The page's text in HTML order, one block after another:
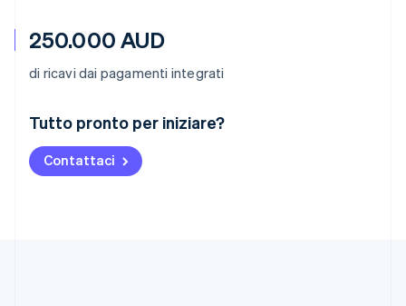
250.000 AUD
di ricavi dai pagamenti integrati
Tutto pronto per iniziare?
Contattaci
Australia
English
Austria
DeutschEnglish